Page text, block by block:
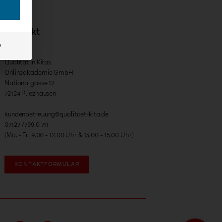
Kontakt
Qualität in Kitas
Onlineakademie GmbH
Nationalgasse 12
72124 Pliezhausen
kundenbetreuung@qualitaet-kita.de
07127 /799 0 711
(Mo. - Fr. 9.00 - 12.00 Uhr & 13.00 - 15.00 Uhr)
KONTAKTFORMULAR